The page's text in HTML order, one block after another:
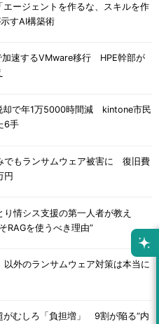
ージェントを作るな、スキルを作
すAI構築術
加速するVMware移行 HPE幹部が
却で年1万5000時間減 kintone市民
6手
でもランサムウェア被害に 復旧費
円
り情シス支援の第一人者が教え
RAGを使うべき理由”
以外のランサムウェア対策は本当に
がむしろ「負担増」 9割が陥る“内